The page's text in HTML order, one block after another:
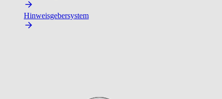
Hinweisgebersystem